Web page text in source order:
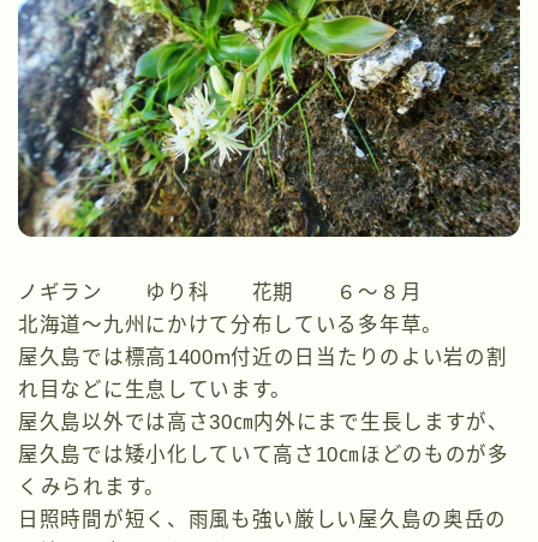
ノギラン ゆり科 花期 ６～８月
北海道～九州にかけて分布している多年草。
屋久島では標高1400m付近の日当たりのよい岩の割
れ目などに生息しています。
屋久島以外では高さ30㎝内外にまで生長しますが、
屋久島では矮小化していて高さ10㎝ほどのものが多
くみられます。
日照時間が短く、雨風も強い厳しい屋久島の奥岳の